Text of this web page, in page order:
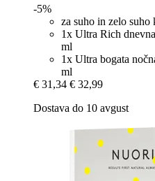
-5%
za suho in zelo suho
1x Ultra Rich
ml
1x Ultra bogata
ml
€ 31,34 € 32,99
Dostava do 10 avgust